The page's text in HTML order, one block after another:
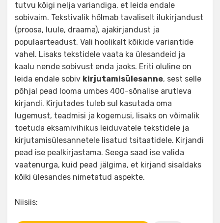
tutvu kõigi nelja variandiga, et leida endale
sobivaim. Tekstivalik hõlmab tavaliselt ilukirjandust
(proosa, luule, draama), ajakirjandust ja
populaarteadust. Vali hoolikalt kõikide variantide
vahel. Lisaks tekstidele vaata ka ülesandeid ja
kaalu nende sobivust enda jaoks. Eriti oluline on
leida endale sobiv kirjutamisülesanne, sest selle
põhjal pead looma umbes 400-sõnalise arutleva
kirjandi. Kirjutades tuleb sul kasutada oma
lugemust, teadmisi ja kogemusi, lisaks on võimalik
toetuda eksamivihikus leiduvatele tekstidele ja
kirjutamisülesannetele lisatud tsitaatidele. Kirjandi
pead ise pealkirjastama. Seega saad ise valida
vaatenurga, kuid pead jälgima, et kirjand sisaldaks
kõiki ülesandes nimetatud aspekte.
Niisiis: